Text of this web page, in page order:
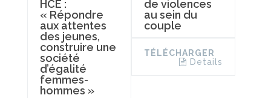
HCE :
« Répondre
aux attentes
des jeunes,
construire une
société
d’égalité
femmes-
hommes »
de violences
au sein du
couple
TÉLÉCHARGER
Details